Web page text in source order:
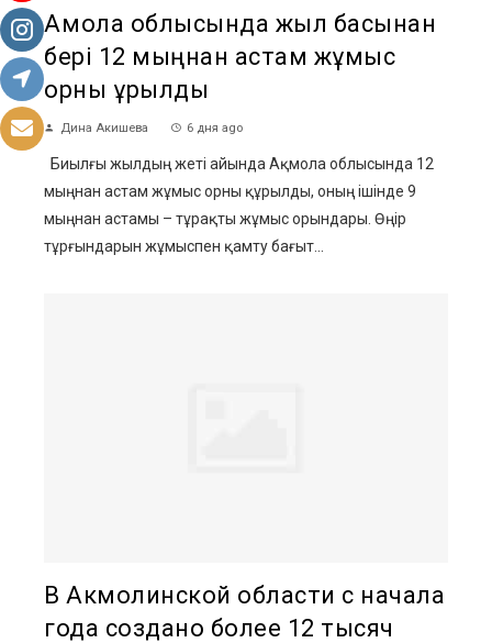
Ақмола облысында жыл басынан
бері 12 мыңнан астам жұмыс
орны құрылды
Дина Акишева 6 дня ago
Биылғы жылдың жеті айында Ақмола облысында 12
мыңнан астам жұмыс орны құрылды, оның ішінде 9
мыңнан астамы – тұрақты жұмыс орындары. Өңір
тұрғындарын жұмыспен қамту бағыт...
В Акмолинской области с начала
года создано более 12 тысяч